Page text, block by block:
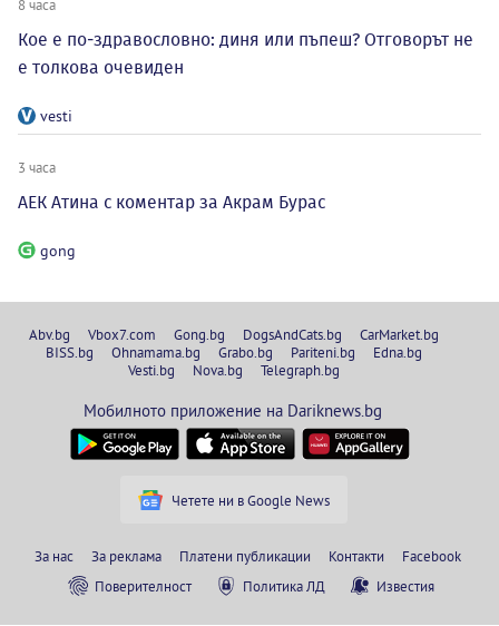
8 часа
Кое е по-здравословно: диня или пъпеш? Отговорът не
е толкова очевиден
vesti
3 часа
АЕК Атина с коментар за Акрам Бурас
gong
Abv.bg Vbox7.com Gong.bg DogsAndCats.bg
CarMarket.bg
BISS.bg
Ohnamama.bg Grabo.bg Pariteni.bg
Edna.bg
Vesti.bg
Nova.bg Telegraph.bg
Мобилното приложение на Dariknews.bg
Четете ни в Google News
За нас За реклама Платени публикации Контакти
Facebook
Поверителност
Политика ЛД Известия